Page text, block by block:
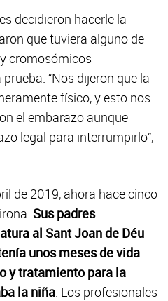
decidieron hacerle la
que tuviera alguno de
cromosómicos
“Nos dijeron que la
físico, y esto nos
el embarazo aunque
legal para interrumpirlo”,
de 2019, ahora hace cinco
Sus padres
al Sant Joan de Déu
unos meses de vida
y tratamiento para la
la niña. Los profesionales